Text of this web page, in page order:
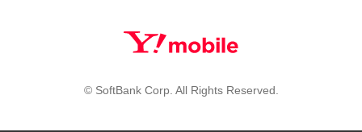
© SoftBank Corp. All Rights Reserved.